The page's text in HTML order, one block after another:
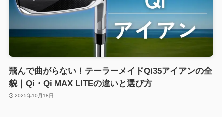
飛んで曲がらない！テーラーメイドQi35アイアンの全
貌｜Qi・Qi MAX LITEの違いと選び方
2025年10月18日